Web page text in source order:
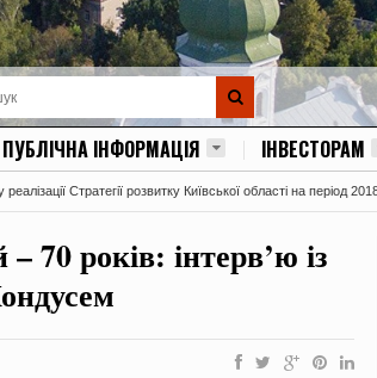
ПУБЛІЧНА ІНФОРМАЦІЯ ІНВЕСТОРАМ
Стратегії розвитку Київської області на період
70 років: інтерв’ю із